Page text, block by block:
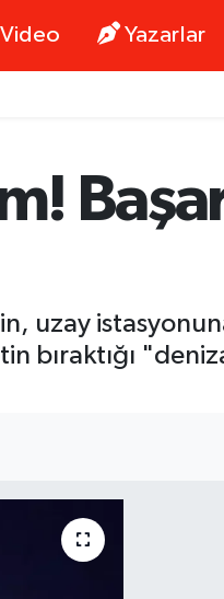
Video Yazarlar
uzay
bıraktığı